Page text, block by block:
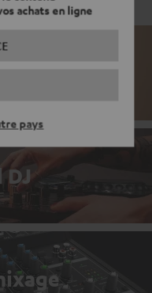
achats en ligne
pays